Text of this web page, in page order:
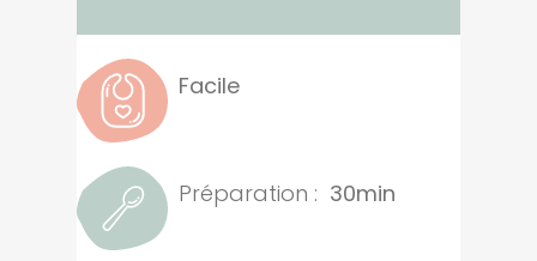
Facile
Préparation : 30min